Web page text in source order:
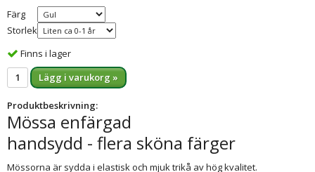
Färg
Storlek
Finns i lager
Lägg i varukorg »
Produktbeskrivning:
Mössa enfärgad
handsydd - flera sköna färger
Mössorna är sydda i elastisk och mjuk trikå av hög kvalitet.